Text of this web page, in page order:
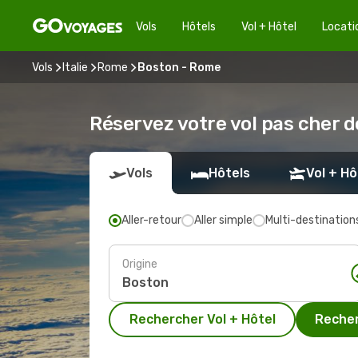
Vols Hôtels Vol + Hôtel
Vols Italie Rome Boston - Rome
Réservez votre vol pas cher
Vols Hôtels Vol +
Aller-retour Aller simple Multi-
Origine
Rechercher Vol + Hôtel